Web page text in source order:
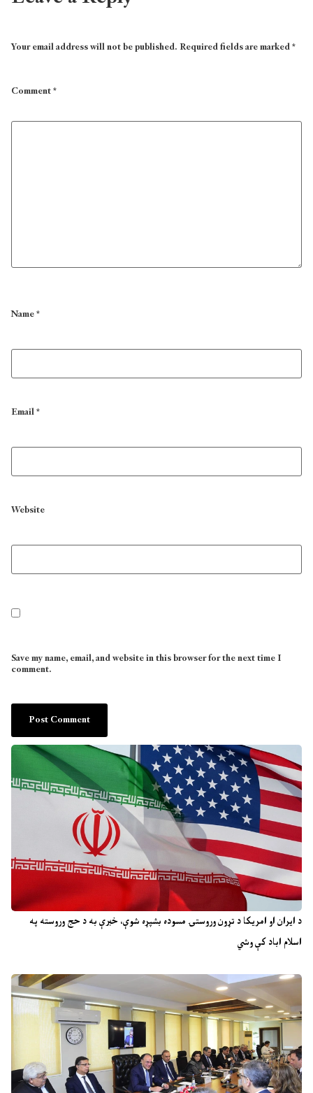
د ایران او امریکا د تړون وروستۍ مسوده بشپړه شوې، خبرې به د حج وروسته په
اسلام اباد کې وشي
Your email address will not be published.Required fields are marked*
Comment*
Name*
Email*
Website
Save my name, email, and website in this browser for the next time I
comment.